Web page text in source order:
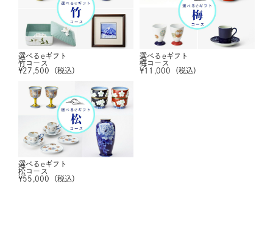
選べるeギフト
竹コース
¥27,500 （税込）
選べるeギフト
梅コース
¥11,000 （税込）
選べるeギフト
松コース
¥55,000 （税込）